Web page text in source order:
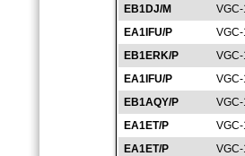
EB1DJ/M
EA1IFU/P
EB1ERK/P
EA1IFU/P
EB1AQY/P
EA1ET/P
EA1ET/P